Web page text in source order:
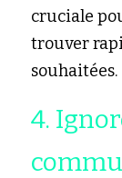
cruciale
trouver
souhaitées.
4.